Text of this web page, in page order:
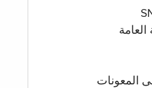
المعونات